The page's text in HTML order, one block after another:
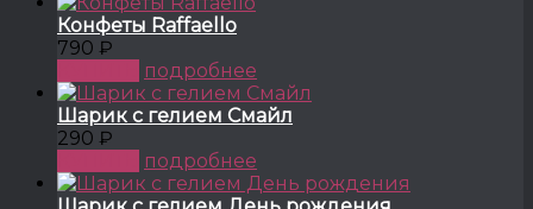
Конфеты Raffaello
790 ₽
подробнее
Шарик с гелием Смайл
290 ₽
подробнее